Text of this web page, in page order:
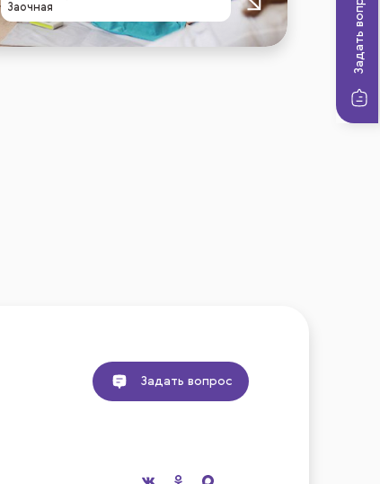
Задать вопрос
Заочная
Задать вопрос